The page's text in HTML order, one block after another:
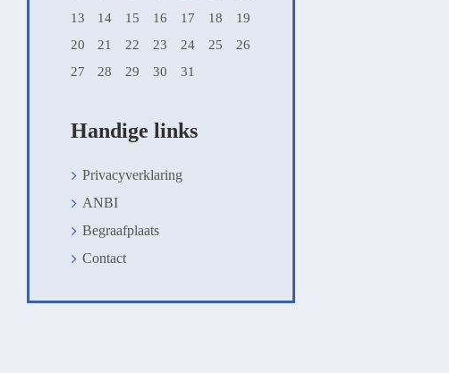
13
14 15 16 17 18
19
20
21 22 23 24 25
26
27
28 29 30 31
Handige links
Privacyverklaring
ANBI
Begraafplaats
Contact